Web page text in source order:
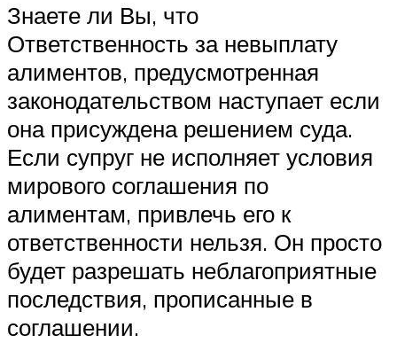
Знаете ли Вы, что
Ответственность за невыплату
алиментов, предусмотренная
законодательством наступает если
она присуждена решением суда.
Если супруг не исполняет условия
мирового соглашения по
алиментам, привлечь его к
ответственности нельзя. Он просто
будет разрешать неблагоприятные
последствия, прописанные в
соглашении.